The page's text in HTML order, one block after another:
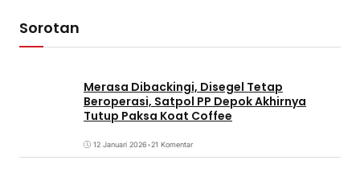
Sorotan
Merasa Dibackingi, Disegel Tetap
Beroperasi, Satpol PP Depok Akhirnya
Tutup Paksa Koat Coffee
12 Januari 2026•21 Komentar